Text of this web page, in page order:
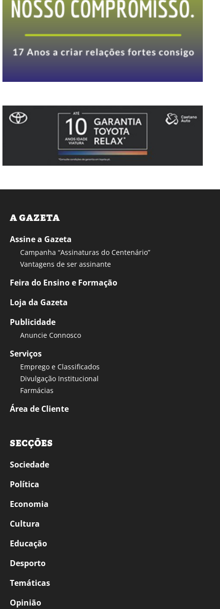
A GAZETA
Assine a Gazeta
Campanha “Assinaturas do Centenário”
Vantagens de ser assinante
Feira do Ensino e Formação
Loja da Gazeta
Publicidade
Anuncie Connosco
Serviços
Emprego e Classificados
Divulgação Institucional
Farmácias
Área de Cliente
SECÇÕES
Sociedade
Política
Economia
Cultura
Educação
Desporto
Temáticas
Opinião